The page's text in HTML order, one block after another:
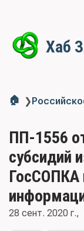
Хаб
🏠 ❯
ПП-1556
субсидий
ГосСОПКА
28 сент. 2020 г.